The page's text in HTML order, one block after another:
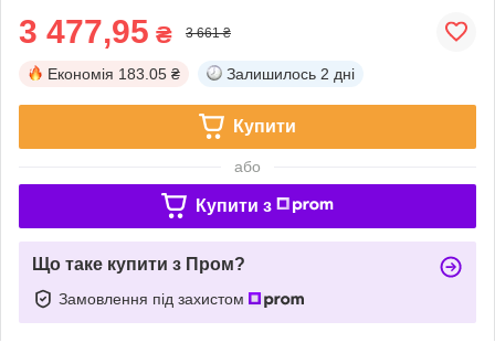
3 477,95 ₴ 3 661 ₴
Економія 183.05 ₴ Залишилось 2 дні
Купити
або
Купити з
Що таке купити з Пром?
Замовлення під захистом